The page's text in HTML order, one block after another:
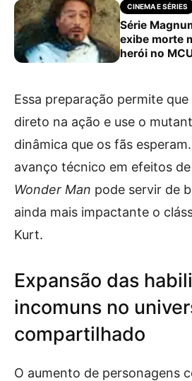
CINEMA E SÉRIES
Série
exibe morte
herói no
Essa preparação permite
direto na ação e use o
dinâmica que os fãs
avanço técnico em efeitos
Wonder Man pode servir de
ainda mais impactante o
Kurt.
Expansão das
incomuns no
compartilhado
O aumento de personagens